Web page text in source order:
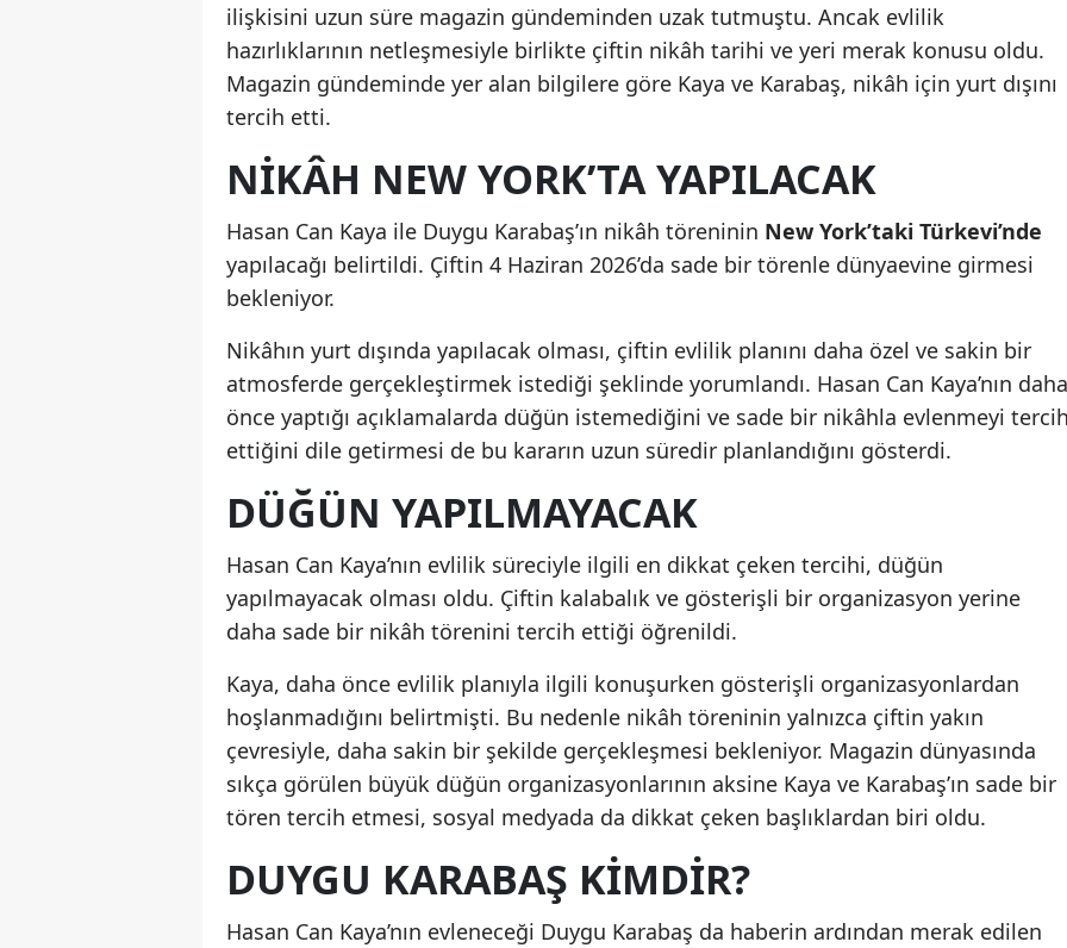
ilişkisini uzun süre magazin gündeminden uzak tutmuştu. Ancak evlilik
hazırlıklarının netleşmesiyle birlikte çiftin nikâh tarihi ve yeri merak konusu oldu.
Magazin gündeminde yer alan bilgilere göre Kaya ve Karabaş, nikâh için yurt dışını
tercih etti.
NIKÂH NEW YORK’TA YAPILACAK
Hasan Can Kaya ile Duygu Karabaş’ın nikâh töreninin New York’taki Türkevi’nde
yapılacağı belirtildi. Çiftin 4 Haziran 2026’da sade bir törenle dünyaevine girmesi
bekleniyor.
Nikâhın yurt dışında yapılacak olması, çiftin evlilik planını daha özel ve sakin bir
atmosferde gerçekleştirmek istediği şeklinde yorumlandı. Hasan Can Kaya’nın daha
önce yaptığı açıklamalarda düğün istemediğini ve sade bir nikâhla evlenmeyi
ettiğini dile getirmesi de bu kararın uzun süredir planlandığını gösterdi.
DÜĞÜN YAPILMAYACAK
Hasan Can Kaya’nın evlilik süreciyle ilgili en dikkat çeken tercihi, düğün
yapılmayacak olması oldu. Çiftin kalabalık ve gösterişli bir organizasyon yerine
daha sade bir nikâh törenini tercih ettiği öğrenildi.
Kaya, daha önce evlilik planıyla ilgili konuşurken gösterişli organizasyonlardan
hoşlanmadığını belirtmişti. Bu nedenle nikâh töreninin yalnızca çiftin yakın
çevresiyle, daha sakin bir şekilde gerçekleşmesi bekleniyor. Magazin dünyasında
sıkça görülen büyük düğün organizasyonlarının aksine Kaya ve Karabaş’ın sade bir
tören tercih etmesi, sosyal medyada da dikkat çeken başlıklardan biri oldu.
DUYGU KARABAŞ KIMDIR?
Hasan Can Kaya’nın evleneceği Duygu Karabaş da haberin ardından merak edilen